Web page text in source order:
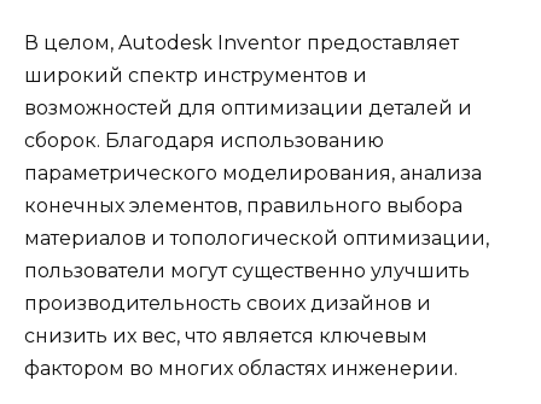
В целом, Autodesk Inventor предоставляет
широкий спектр инструментов и
возможностей для оптимизации деталей и
сборок. Благодаря использованию
параметрического моделирования, анализа
конечных элементов, правильного выбора
материалов и топологической оптимизации,
пользователи могут существенно улучшить
производительность своих дизайнов и
снизить их вес, что является ключевым
фактором во многих областях инженерии.